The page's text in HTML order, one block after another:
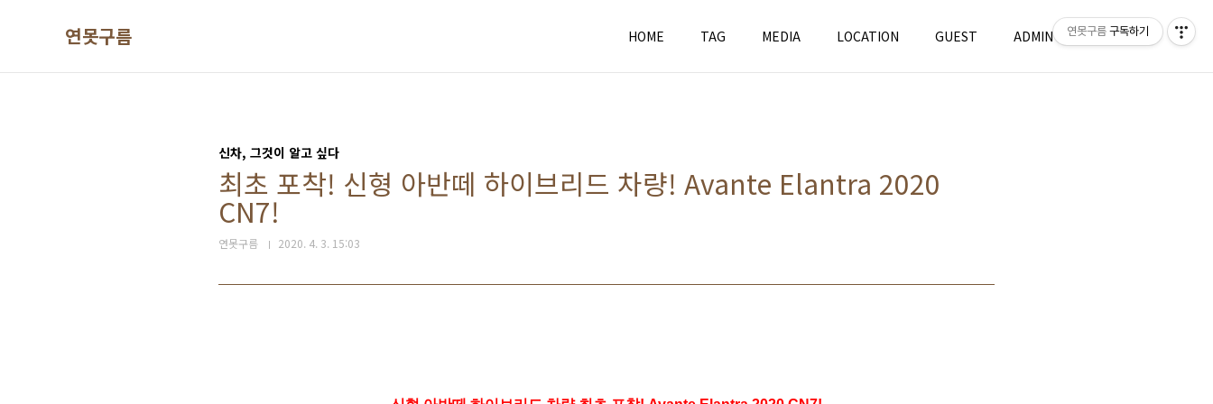
연못구름 HOME TAG MEDIA LOCATION GUEST ADMIN WRITE
신차, 그것이 알고 싶다
최초 포착! 신형 아반떼 하이브리드 차량! Avante Elantra 2020
CN7!
연못구름 2020. 4. 3. 15:03
연못구름 구독하기